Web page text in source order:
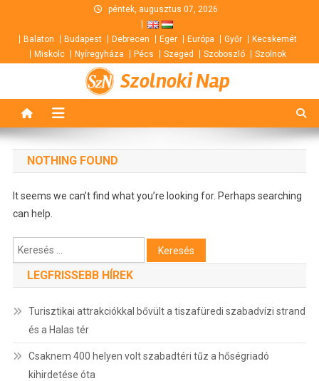
content
péntek, augusztus 07, 2026
Balaton Budapest Debrecen Eger Európa Győr
Kecskemét
Miskolc
Nyíregyháza Pécs Szeged Szoboszló Szolnok
Szolnoki Nap
NOTHING FOUND
It seems we can’t find what you’re looking for. Perhaps searching
can help.
Keresés:
LEGFRISSEBB HÍREK
Turisztikai attrakciókkal bővült a tiszafüredi szabadvízi strand
és a Halas tér
Csaknem 400 helyen volt szabadtéri tűz a hőségriadó
kihirdetése óta